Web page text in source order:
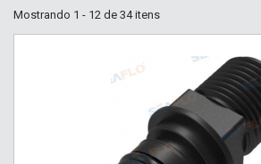
Mostrando 1 - 12 de 34 itens